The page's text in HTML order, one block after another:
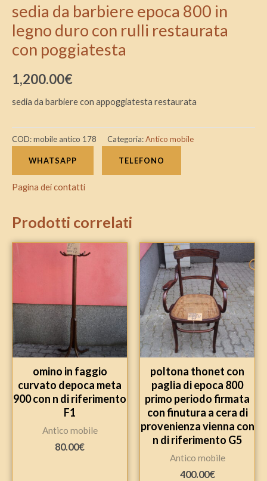
sedia da barbiere epoca 800 in
legno duro con rulli restaurata
con poggiatesta
1,200.00€
sedia da barbiere con appoggiatesta restaurata
COD:mobile antico 178 Categoria:Antico mobile
WHATSAPP TELEFONO
Pagina dei contatti
Prodotti correlati
omino in faggio
curvato depoca meta
900 con n di riferimento
F1
Antico mobile
80.00€
poltona thonet con
paglia di epoca 800
primo periodo firmata
con finutura a cera di
provenienza vienna con
n di riferimento G5
Antico mobile
400.00€